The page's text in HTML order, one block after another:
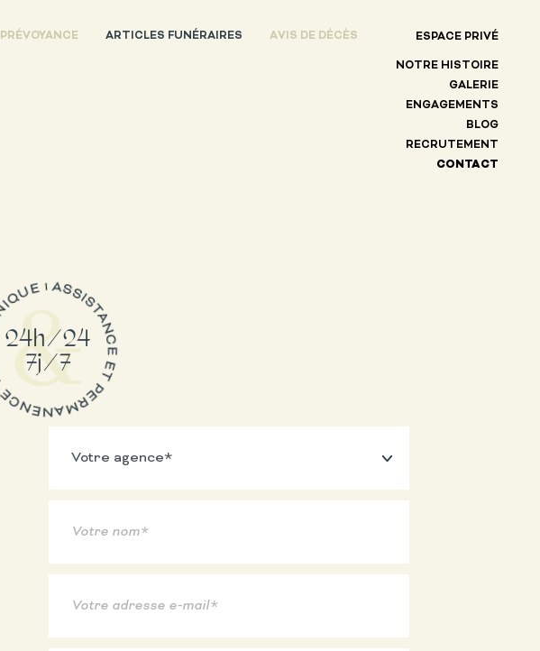
PRÉVOYANCE ARTICLES FUNÉRAIRES AVIS DE DÉCÈS
ESPACE PRIVÉ
NOTRE HISTOIRE
GALERIE
ENGAGEMENTS
BLOG
RECRUTEMENT
CONTACT